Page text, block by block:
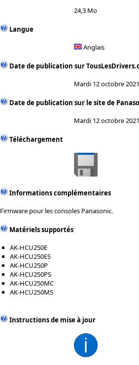
24,3 Mo
Langue
Anglais
Date de publication sur
Mardi 12 octobre 2021
Date de publication sur le site de
Mardi 12 octobre 2021
Téléchargement
Informations complémentaires
Firmware pour les consoles Panasonic.
Matériels supportés
AK-HCU250E
AK-HCU250ES
AK-HCU250P
AK-HCU250PS
AK-HCU250MC
AK-HCU250MS
Instructions de mise à jour